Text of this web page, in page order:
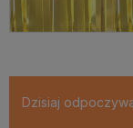
Dzisiaj